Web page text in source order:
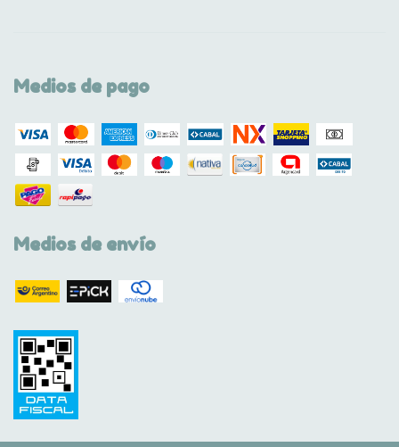
Medios de pago
Medios de envío